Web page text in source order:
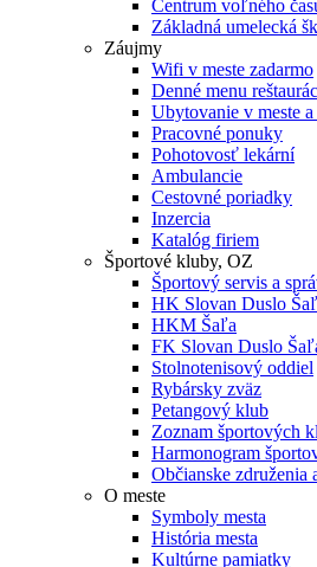
Centrum voľného
Základná umelecká
Záujmy
Wifi v meste zadarmo
Denné menu
Ubytovanie v meste
Pracovné ponuky
Pohotovosť lekární
Ambulancie
Cestovné poriadky
Inzercia
Katalóg firiem
Športové kluby, OZ
Športový servis a
HK Slovan Duslo
HKM Šaľa
FK Slovan Duslo
Stolnotenisový oddiel
Rybársky zväz
Petangový klub
Zoznam športových
Harmonogram
Občianske združenia
O meste
Symboly mesta
História mesta
Kultúrne pamiatky